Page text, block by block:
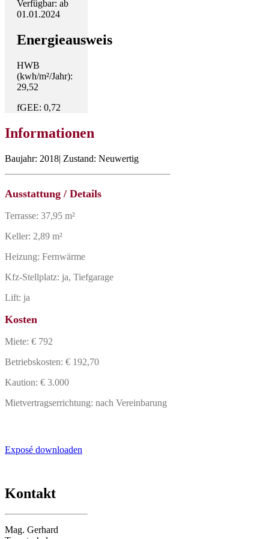
Verfügbar: ab
01.01.2024
Energieausweis
HWB
(kwh/m²/Jahr):
29,52
fGEE: 0,72
Informationen
Baujahr: 2018| Zustand: Neuwertig
Ausstattung / Details
Terrasse: 37,95 m²
Keller: 2,89 m²
Heizung: Fernwärme
Kfz-Stellplatz: ja, Tiefgarage
Lift: ja
Kosten
Miete: € 792
Betriebskosten: € 192,70
Kaution: € 3.000
Mietvertragserrichtung: nach Vereinbarung
Exposé downloaden
Kontakt
Mag. Gerhard